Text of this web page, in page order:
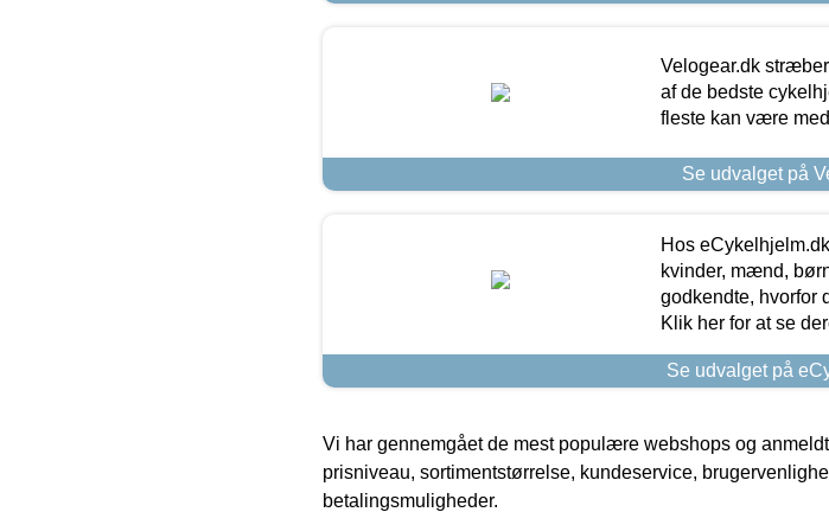
Velogear.dk
af de bedste
fleste kan være
Se udvalget på
Hos
kvinder, mænd,
godkendte, hvorfor
Klik her for at se
Se udvalget på
Vi har gennemgået de mest populære webshops og
prisniveau, sortimentstørrelse, kundeservice,
betalingsmuligheder.